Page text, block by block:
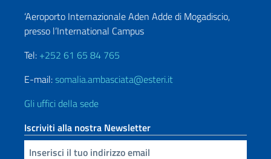
‘Aeroporto Internazionale Aden Adde di Mogadiscio,
presso l’International Campus
Tel: +252 61 65 84 765
E-mail:somalia.ambasciata@esteri.it
Gli uffici della sede
Iscriviti alla nostra Newsletter
Inserisci la tua email